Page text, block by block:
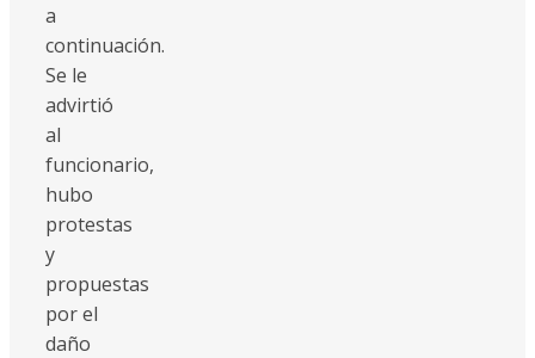
a
continuación.
Se le
advirtió
al
funcionario,
hubo
protestas
y
propuestas
por el
daño